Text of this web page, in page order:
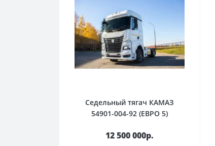
Седельный тягач КАМАЗ
54901-004-92 (ЕВРО 5)
12 500 000р.